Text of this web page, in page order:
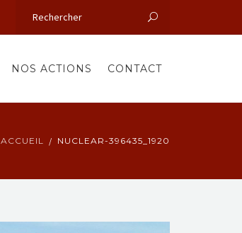
NOS ACTIONS CONTACT
ACCUEIL NUCLEAR-396435_1920